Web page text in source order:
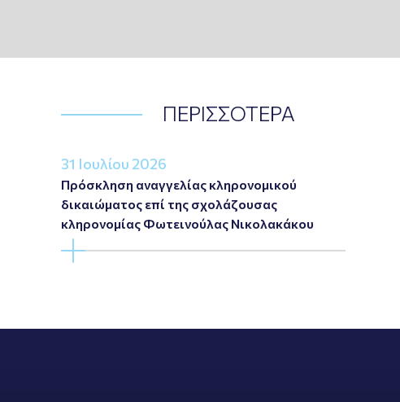
ΠΕΡΙΣΣΟΤΕΡΑ
31 Ιουλίου 2026
Πρόσκληση αναγγελίας κληρονομικού
δικαιώματος επί της σχολάζουσας
κληρονομίας Φωτεινούλας Νικολακάκου